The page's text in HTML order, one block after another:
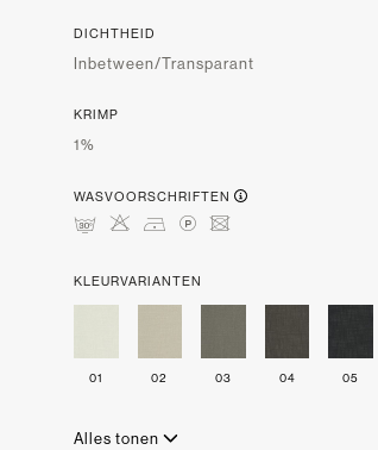
DICHTHEID
Inbetween/Transparant
KRIMP
1%
WASVOORSCHRIFTEN
mHDLU
KLEURVARIANTEN
01 02 03 04 05
Alles tonen